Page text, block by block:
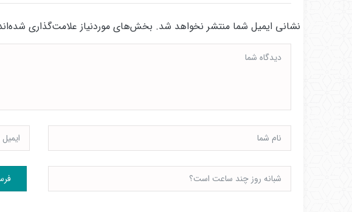
نشانی ایمیل شما منتشر نخواهد شد. بخش‌های موردنیاز علامت‌گذاری